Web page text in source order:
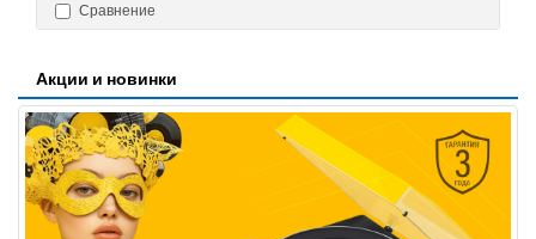
Сравнение
Акции и новинки